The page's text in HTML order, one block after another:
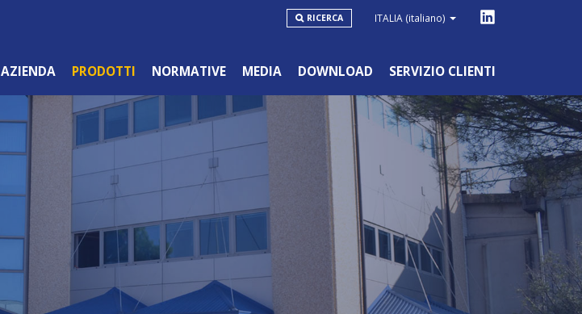
ITALIA (italiano)
RICERCA
AZIENDA PRODOTTI NORMATIVE MEDIA DOWNLOAD SERVIZIO CLIENTI
PROFESSIONALE HOBBYSTICO/NON PROFESSIONALE